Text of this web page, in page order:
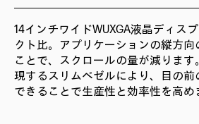
14インチワイドWUXGA液晶ディス
クト比。アプリケーションの縦方向
ことで、スクロールの量が減りま
現するスリムベゼルにより、目の前
できることで生産性と効率性を高め